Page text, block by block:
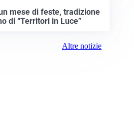
mese di feste, tradizione
di “Territori in Luce”
Altre notizie